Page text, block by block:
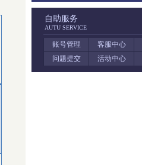
自助服务
AUTU SERVICE
账号管理 客服中心
问题提交
活动中心